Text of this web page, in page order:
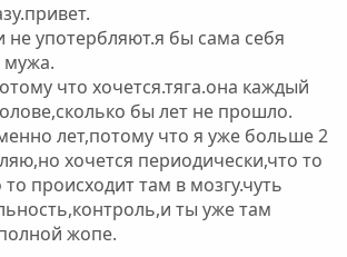
употербляют.я бы сама себя
мужа.
что хочется.тяга.она каждый
бы лет не прошло.
лет,потому что я уже больше 2
хочется периодически,что то
происходит там в мозгу.чуть
ты уже там
жопе.